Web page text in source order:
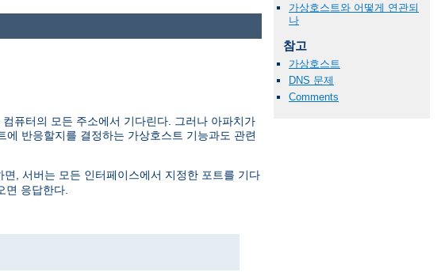
가상호스트와 어떻게 연관되
나
참고
가상호스트
DNS 문제
Comments
퓨터의 모든 주소에서 기다린다. 그러나 아파치가
반응할지를 결정하는 가상호스트 기능과도 관련
면, 서버는 모든 인터페이스에서 지정한 포트를 기다
면 응답한다.